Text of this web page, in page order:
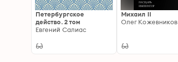
Петербургское
действо. 2 том
Евгений Салиас
Михаил II
Олег Кожевников